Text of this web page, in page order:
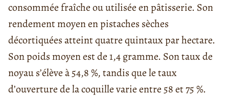
consommée fraîche ou utilisée en pâtisserie. Son
rendement moyen en pistaches sèches
décortiquées atteint quatre quintaux par hectare.
Son poids moyen est de 1,4 gramme. Son taux de
noyau s’élève à 54,8 %, tandis que le taux
d’ouverture de la coquille varie entre 58 et 75 %.